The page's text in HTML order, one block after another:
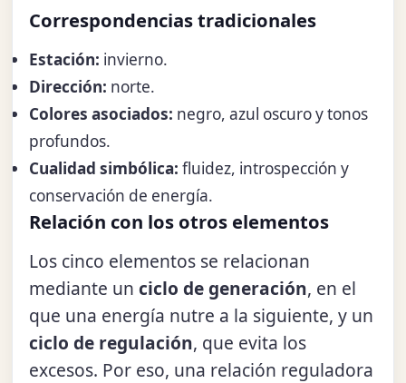
Correspondencias tradicionales
Estación: invierno.
Dirección: norte.
Colores asociados: negro, azul oscuro y tonos
profundos.
Cualidad simbólica: fluidez, introspección y
conservación de energía.
Relación con los otros elementos
Los cinco elementos se relacionan
mediante unciclo de generación, en el
que una energía nutre a la siguiente, y un
ciclo de regulación, que evita los
excesos. Por eso, una relación reguladora